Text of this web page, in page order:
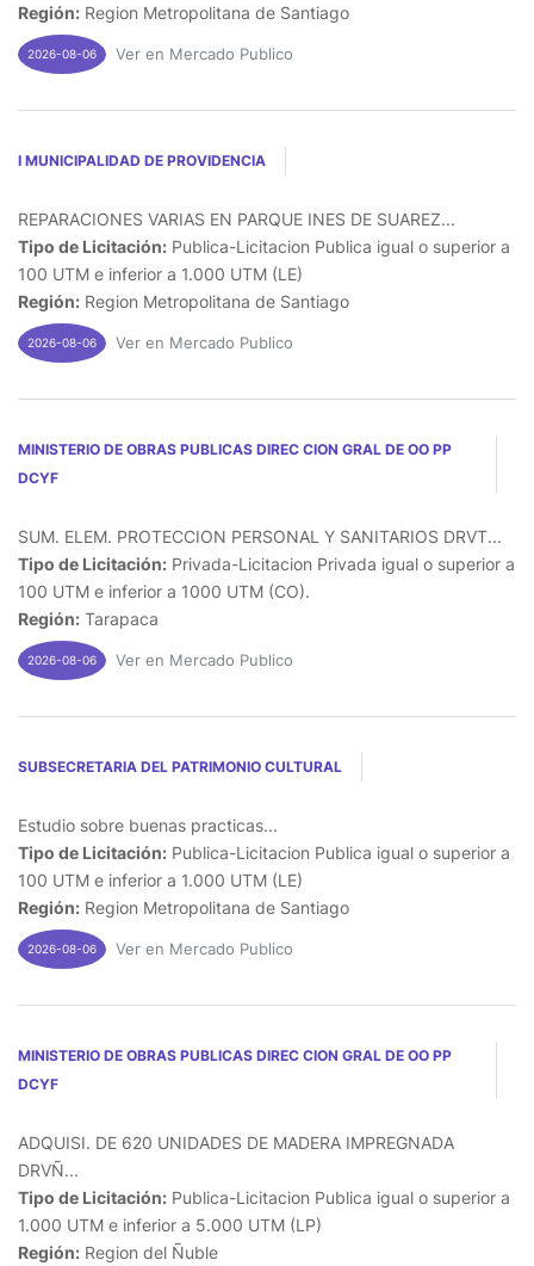
Región: Region Metropolitana de Santiago
2026-08-06 Ver en Mercado Publico
I MUNICIPALIDAD DE PROVIDENCIA
REPARACIONES VARIAS EN PARQUE INES DE SUAREZ...
Tipo de Licitación: Publica-Licitacion Publica igual o superior a
100 UTM e inferior a 1.000 UTM (LE)
Región: Region Metropolitana de Santiago
2026-08-06 Ver en Mercado Publico
MINISTERIO DE OBRAS PUBLICAS DIREC CION GRAL DE OO PP
DCYF
SUM. ELEM. PROTECCION PERSONAL Y SANITARIOS DRVT...
Tipo de Licitación: Privada-Licitacion Privada igual o superior a
100 UTM e inferior a 1000 UTM (CO).
Región: Tarapaca
2026-08-06 Ver en Mercado Publico
SUBSECRETARIA DEL PATRIMONIO CULTURAL
Estudio sobre buenas practicas...
Tipo de Licitación: Publica-Licitacion Publica igual o superior a
100 UTM e inferior a 1.000 UTM (LE)
Región: Region Metropolitana de Santiago
2026-08-06 Ver en Mercado Publico
MINISTERIO DE OBRAS PUBLICAS DIREC CION GRAL DE OO PP
DCYF
ADQUISI. DE 620 UNIDADES DE MADERA IMPREGNADA
DRVÑ...
Tipo de Licitación: Publica-Licitacion Publica igual o superior a
1.000 UTM e inferior a 5.000 UTM (LP)
Región: Region del Ñuble